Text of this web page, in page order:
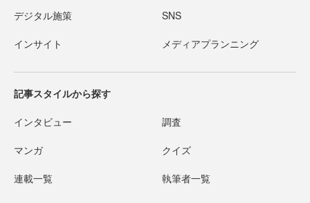
デジタル施策 SNS
インサイト メディアプランニング
記事スタイルから探す
インタビュー 調査
マンガ クイズ
連載一覧 執筆者一覧